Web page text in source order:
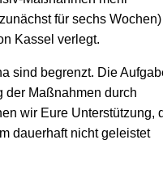
für sechs Wochen)
Kassel verlegt.
sind begrenzt. Die
der Maßnahmen durch
wir Eure Unterstützung,
dauerhaft nicht geleistet